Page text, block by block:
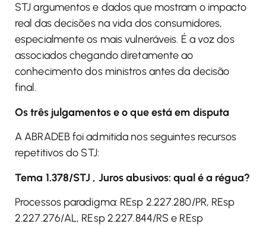
STJ argumentos e dados que mostram o impacto
real das decisões na vida dos consumidores,
especialmente os mais vulneráveis. É a voz dos
associados chegando diretamente ao
conhecimento dos ministros antes da decisão
final.
Os três julgamentos e o que está em disputa
A ABRADEB foi admitida nos seguintes recursos
repetitivos do STJ:
Tema 1.378/STJ , Juros abusivos: qual é a régua?
Processos paradigma: REsp 2.227.280/PR, REsp
2.227.276/AL, REsp 2.227.844/RS e REsp